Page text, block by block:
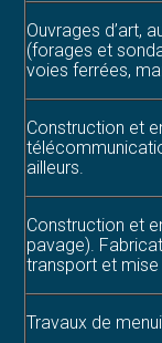
Ouvrages d’art,
(forages et
voies ferrées,
Construction et
ailleurs.
Construction et
pavage).
transport et
Travaux de